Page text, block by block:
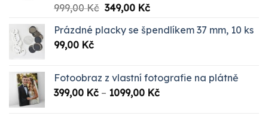
999,00Kč Původní
byla:
349,00 KčAktuální
je:
Prázdné placky se špendlíkem 37 mm, 10 ks
99,00 Kč
Fotoobraz z vlastní fotografie na plátně
399,00 Kč – 1099,00 KčRozpětí